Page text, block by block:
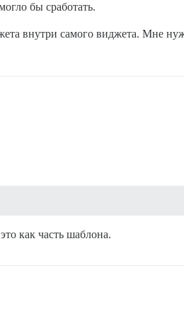
бы сработать.
внутри самого виджета. Мне
как часть шаблона.